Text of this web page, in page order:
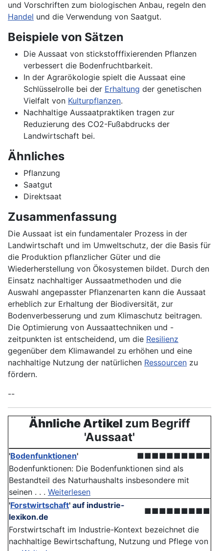
und Vorschriften zum biologischen Anbau, regeln den
Handel und die Verwendung von Saatgut.
Beispiele von Sätzen
Die Aussaat von stickstofffixierenden Pflanzen
verbessert die Bodenfruchtbarkeit.
In der Agrarökologie spielt die Aussaat eine
Schlüsselrolle bei der Erhaltung der genetischen
Vielfalt von Kulturpflanzen.
Nachhaltige Aussaatpraktiken tragen zur
Reduzierung des CO2-Fußabdrucks der
Landwirtschaft bei.
Ähnliches
Pflanzung
Saatgut
Direktsaat
Zusammenfassung
Die Aussaat ist ein fundamentaler Prozess in der
Landwirtschaft und im Umweltschutz, der die Basis für
die Produktion pflanzlicher Güter und die
Wiederherstellung von Ökosystemen bildet. Durch den
Einsatz nachhaltiger Aussaatmethoden und die
Auswahl angepasster Pflanzenarten kann die Aussaat
erheblich zur Erhaltung der Biodiversität, zur
Bodenverbesserung und zum Klimaschutz beitragen.
Die Optimierung von Aussaattechniken und -
zeitpunkten ist entscheidend, um die Resilienz
gegenüber dem Klimawandel zu erhöhen und eine
nachhaltige Nutzung der natürlichen Ressourcen zu
fördern.
--
Ähnliche Artikel zum Begriff
'Aussaat'
'Bodenfunktionen'
■■■■■■■■■■
Bodenfunktionen: Die Boden­funktionen sind als
Bestandteil des Naturhaushalts insbesondere mit
seinen . . . Weiterlesen
'Forstwirtschaft' auf industrie-
lexikon.de
■■■■■■■■■
Forstwirtschaft im Industrie-Kontext bezeichnet die
nachhaltige Bewirtschaftung, Nutzung und Pflege von